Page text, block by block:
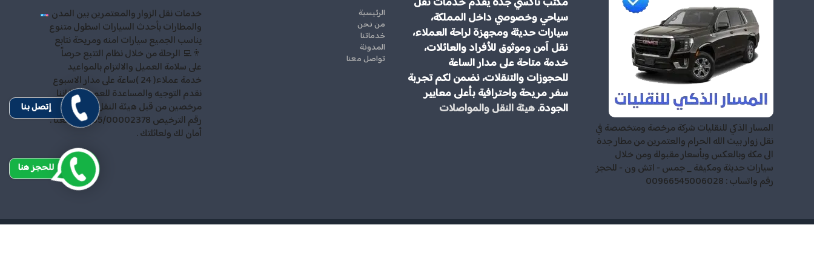
المسار الذكي للنقليات شركة مرخصة ومتخصصة في
نقل زوار بيت الله الحرام والعتمرين من مطار جدة
الى مكة وبالعكس وبأسعار مقبولة ومن خلال
سيارات حديثة ومكيفة _ جمس - اتش ون - للحجز
رقم واتساب : 00966545006028
سياحي وخصوصي داخل المملكة،
سيارات حديثة ومجهزة لراحة العملاء،
نقل آمن وموثوق للأفراد والعائلات،
خدمة متاحة على مدار الساعة
للحجوزات والتنقلات، نضمن لكم تجربة
سفر مريحة واحترافية بأعلى معايير
الجودة.هيئة النقل والمواصلات
الرئيسية
من نحن
خدماتنا
المدونة
تواصل معنا
خدمات نقل الزوار والمعتمرين بين المدن
والمطارات بأحدث السيارات اسطول متنوع
يناسب الجميع سيارات امنه ومريحة نتابع
👨‍💻 الرحلة من خلال نظام التتبع حرصاً
على سلامة العميل والالتزام بالمواعيد
خدمة عملاء( 24 )ساعة على مدار الاسبوع
نقدم التوجيه والمساعدة للعميل كما اننا
مرخصين من قبل هيئة النقل والمواصلات
رقم الترخيص 35/00002378 احجز معنا .
أمان لك ولعائلتك .
إتصل بنا
للحجز هنا